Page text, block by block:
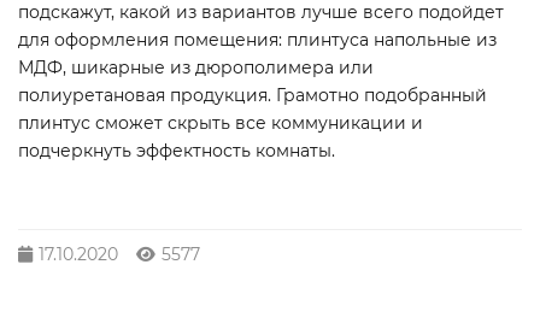
подскажут, какой из вариантов лучше всего подойдет
для оформления помещения: плинтуса напольные из
МДФ, шикарные из дюрополимера или
полиуретановая продукция. Грамотно подобранный
плинтус сможет скрыть все коммуникации и
подчеркнуть эффектность комнаты.
17.10.2020 5577